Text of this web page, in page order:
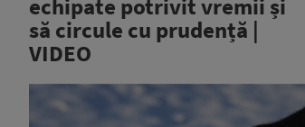
echipate potrivit vremii și
să circule cu prudență |
VIDEO